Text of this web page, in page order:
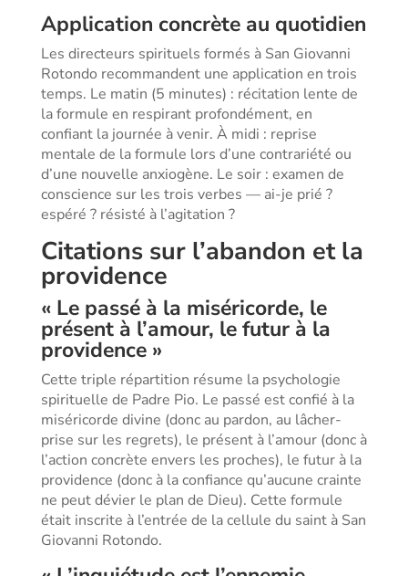
Application concrète au quotidien
Les directeurs spirituels formés à San Giovanni
Rotondo recommandent une application en trois
temps. Le matin (5 minutes) : récitation lente de
la formule en respirant profondément, en
confiant la journée à venir. À midi : reprise
mentale de la formule lors d’une contrariété ou
d’une nouvelle anxiogène. Le soir : examen de
conscience sur les trois verbes — ai-je prié ?
espéré ? résisté à l’agitation ?
Citations sur l’abandon et la
providence
« Le passé à la miséricorde, le
présent à l’amour, le futur à la
providence »
Cette triple répartition résume la psychologie
spirituelle de Padre Pio. Le passé est confié à la
miséricorde divine (donc au pardon, au lâcher-
prise sur les regrets), le présent à l’amour (donc à
l’action concrète envers les proches), le futur à la
providence (donc à la confiance qu’aucune crainte
ne peut dévier le plan de Dieu). Cette formule
était inscrite à l’entrée de la cellule du saint à San
Giovanni Rotondo.